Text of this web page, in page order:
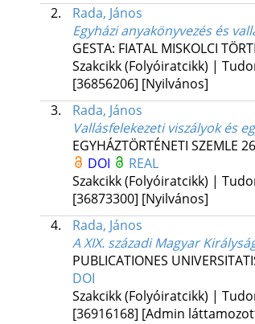
2.
Rada, János
Egyházi anyakönyvezés és
GESTA: FIATAL MISKOLCI
Szakcikk (Folyóiratcikk) |
[36856206] [Nyilvános]
3.
Rada, János
Vallásfelekezeti viszályok és
EGYHÁZTÖRTÉNETI SZEMLE 26
DOI
REAL
Szakcikk (Folyóiratcikk) |
[36873300] [Nyilvános]
4.
Rada, János
A XIX. századi Magyar
PUBLICATIONES
DOI
Szakcikk (Folyóiratcikk) |
[36916168] [Admin